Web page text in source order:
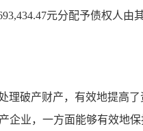
元分配予债权人
理破产财产，有效地提高
企业，一方面能够有效地